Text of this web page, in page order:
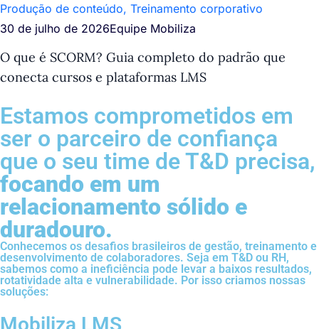
Produção de conteúdo, Treinamento corporativo
30 de julho de 2026Equipe Mobiliza
O que é SCORM? Guia completo do padrão que
conecta cursos e plataformas LMS
Estamos comprometidos em
ser o parceiro de confiança
que o seu time de T&D precisa,
focando em um
relacionamento sólido e
duradouro.
Conhecemos os desafios brasileiros de gestão, treinamento e
desenvolvimento de colaboradores. Seja em T&D ou RH,
sabemos como a ineficiência pode levar a baixos resultados,
rotatividade alta e vulnerabilidade. Por isso criamos nossas
soluções:
Mobiliza LMS